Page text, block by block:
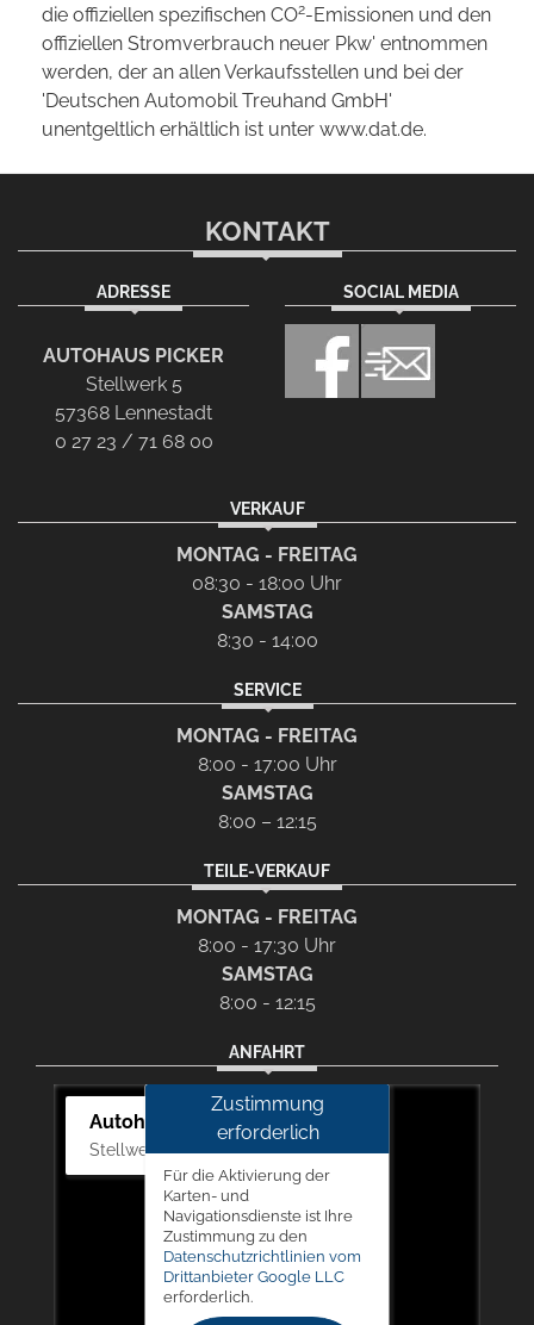
die offiziellen spezifischen CO2-Emissionen und den
offiziellen Stromverbrauch neuer Pkw' entnommen
werden, der an allen Verkaufsstellen und bei der
'Deutschen Automobil Treuhand GmbH'
unentgeltlich erhältlich ist unter www.dat.de.
KONTAKT
ADRESSE
AUTOHAUS PICKER
Stellwerk 5
57368 Lennestadt
0 27 23 / 71 68 00
SOCIAL MEDIA
VERKAUF
MONTAG - FREITAG
08:30 - 18:00 Uhr
SAMSTAG
8:30 - 14:00
SERVICE
MONTAG - FREITAG
8:00 - 17:00 Uhr
SAMSTAG
8:00 – 12:15
TEILE-VERKAUF
MONTAG - FREITAG
8:00 - 17:30 Uhr
SAMSTAG
8:00 - 12:15
ANFAHRT
Autohaus Picker
Stellwerk 5, 57368 Lennestadt
Zustimmung
erforderlich
Für die Aktivierung der
Karten- und
Navigationsdienste ist Ihre
Zustimmung zu den
Datenschutzrichtlinien vom
Drittanbieter Google LLC
erforderlich.